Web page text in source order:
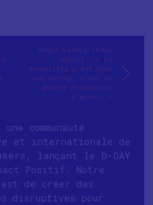
Régis Koenig (Fnac
Darty) : « La
durabilité n’est plus
une option, c’est un
modèle économique
d’avenir »
une communauté
et internationale de
lançant le D-DAY
Positif. Notre
est de créer des
disruptives pour